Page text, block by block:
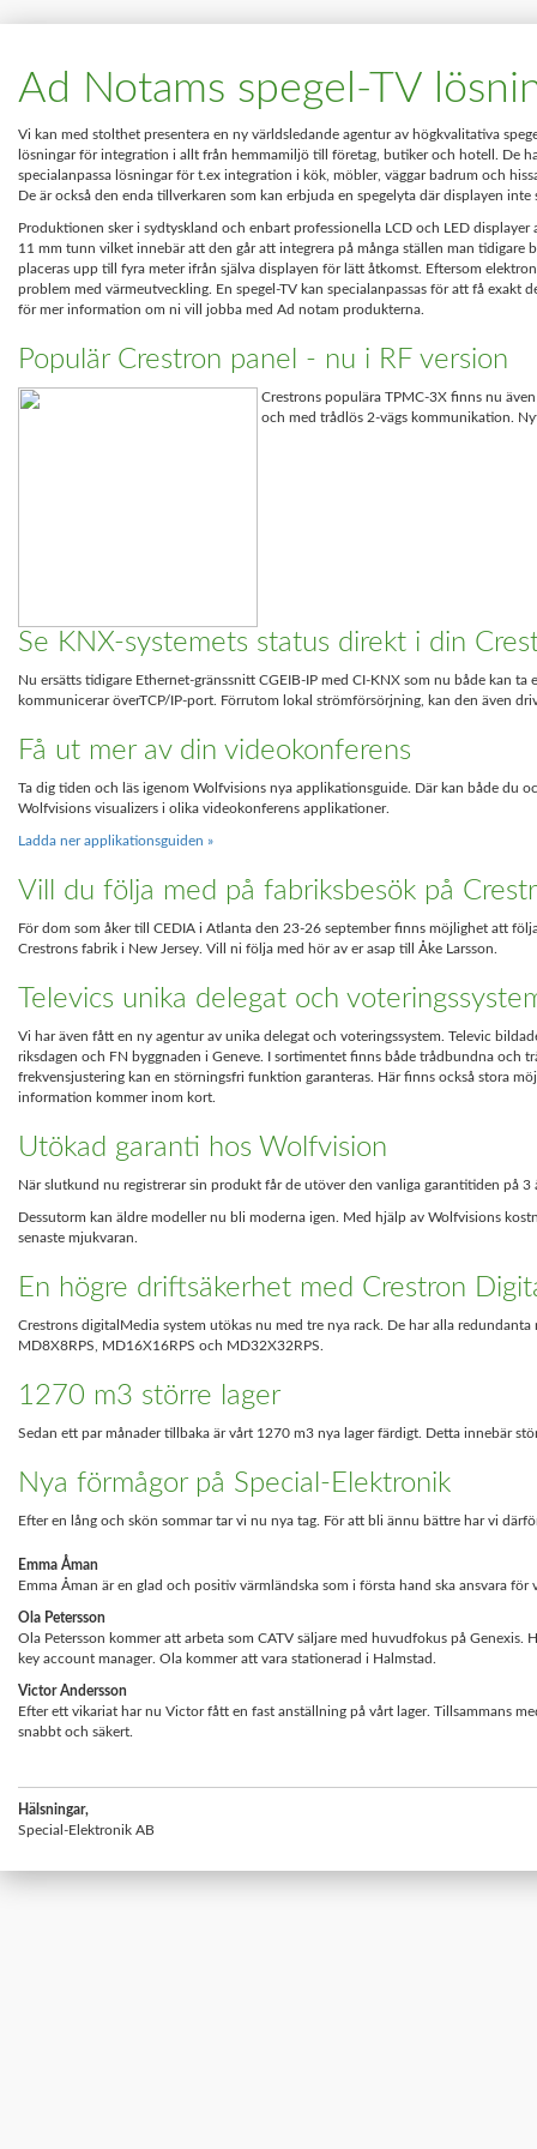
Ad Notams spegel-TV
Vi kan med stolthet presentera en ny världsledande agentur av högkvalitativa
lösningar för integration i allt från hemmamiljö till företag, butiker och hotell. De
specialanpassa lösningar för t.ex integration i kök, möbler, väggar badrum och
De är också den enda tillverkaren som kan erbjuda en spegelyta där displayen inte
Produktionen sker i sydtyskland och enbart professionella LCD och LED
11 mm tunn vilket innebär att den går att integrera på många ställen man tidigare
placeras upp till fyra meter ifrån själva displayen för lätt åtkomst. Eftersom
problem med värmeutveckling. En spegel-TV kan specialanpassas för att få exakt
för mer information om ni vill jobba med Ad notam produkterna.
Populär Crestron panel - nu i RF version
Crestrons populära TPMC-3X finns nu
och med trådlös 2-vägs kommunikation.
Se KNX-systemets status direkt i din
Nu ersätts tidigare Ethernet-gränssnitt CGEIB-IP med CI-KNX som nu både kan
kommunicerar överTCP/IP-port. Förrutom lokal strömförsörjning, kan den även
Få ut mer av din videokonferens
Ta dig tiden och läs igenom Wolfvisions nya applikationsguide. Där kan både du
Wolfvisions visualizers i olika videokonferens applikationer.
Ladda ner applikationsguiden »
Vill du följa med på fabriksbesök på
För dom som åker till CEDIA i Atlanta den 23-26 september finns möjlighet att
Crestrons fabrik i New Jersey. Vill ni följa med hör av er asap till Åke Larsson.
Televics unika delegat och
Vi har även fått en ny agentur av unika delegat och voteringssystem. Televic
riksdagen och FN byggnaden i Geneve. I sortimentet finns både trådbundna och
frekvensjustering kan en störningsfri funktion garanteras. Här finns också stora
information kommer inom kort.
Utökad garanti hos Wolfvision
När slutkund nu registrerar sin produkt får de utöver den vanliga garantitiden på
Dessutorm kan äldre modeller nu bli moderna igen. Med hjälp av Wolfvisions
senaste mjukvaran.
En högre driftsäkerhet med Crestron
Crestrons digitalMedia system utökas nu med tre nya rack. De har alla
MD8X8RPS, MD16X16RPS och MD32X32RPS.
1270 m3 större lager
Sedan ett par månader tillbaka är vårt 1270 m3 nya lager färdigt. Detta innebär
Nya förmågor på Special-Elektronik
Efter en lång och skön sommar tar vi nu nya tag. För att bli ännu bättre har vi
Emma Åman
Emma Åman är en glad och positiv värmländska som i första hand ska ansvara
Ola Petersson
Ola Petersson kommer att arbeta som CATV säljare med huvudfokus på
key account manager. Ola kommer att vara stationerad i Halmstad.
Victor Andersson
Efter ett vikariat har nu Victor fått en fast anställning på vårt lager. Tillsammans
snabbt och säkert.
Hälsningar,
Special-Elektronik AB